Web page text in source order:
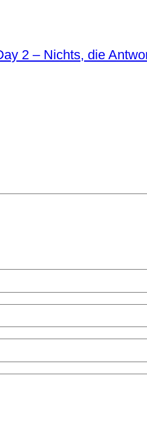
2 – Nichts, die